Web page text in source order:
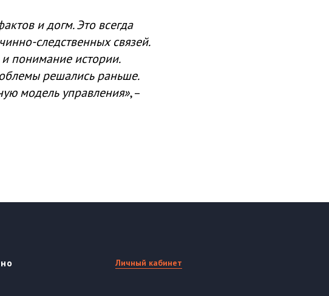
и догм. Это всегда
следственных связей.
понимание истории.
решались раньше.
модель управления», –
Личный кабинет